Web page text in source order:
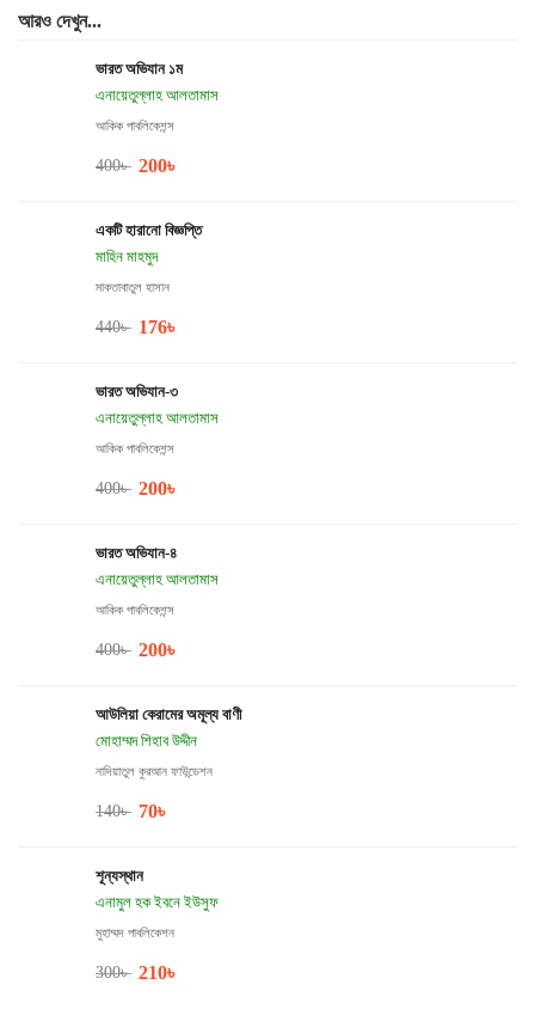
আরও দেখুন...
ভারত অভিযান ১ম
এনায়েতুল্লাহ আলতামাস
আকিক পাবলিকেশন্স
400৳ 200৳
একটি হারানো বিজ্ঞপ্তি
মাহিন মাহমুদ
মাকতাবাতুল হাসান
440৳ 176৳
ভারত অভিযান-৩
এনায়েতুল্লাহ আলতামাস
আকিক পাবলিকেশন্স
400৳ 200৳
ভারত অভিযান-৪
এনায়েতুল্লাহ আলতামাস
আকিক পাবলিকেশন্স
400৳ 200৳
আউলিয়া কেরামের অমূল্য বাণী
মোহাম্মদ শিহাব উদ্দীন
নাদিয়াতুল কুরআন ফাউন্ডেশন
140৳ 70৳
শূন্যস্থান
এনামুল হক ইবনে ইউসুফ
মুহাম্মদ পাবলিকেশন
300৳ 210৳